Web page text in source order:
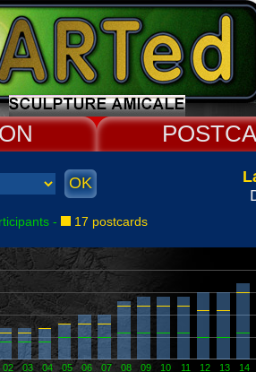
- 17 postcards
02 03 04 05 06 07 08 09 10 11 12 13 14